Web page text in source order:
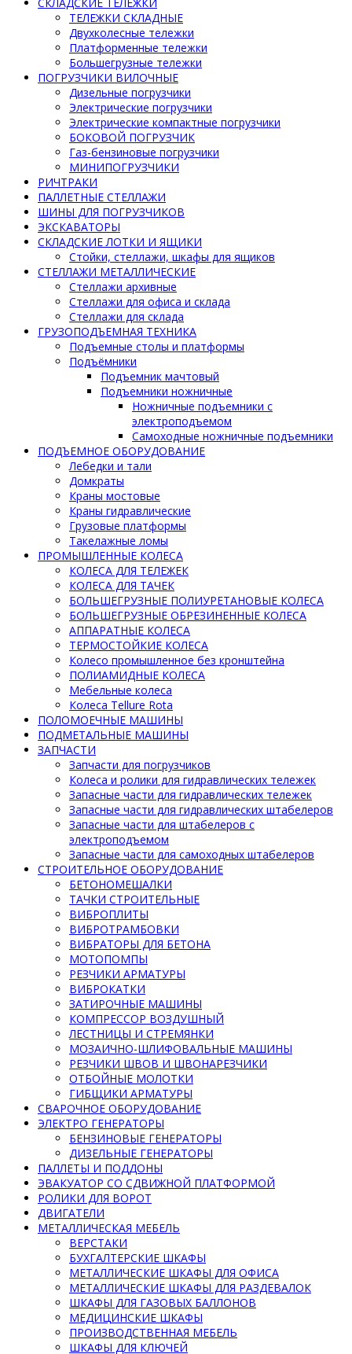
ТЕЛЕЖКИ СКЛАДНЫЕ
Двухколесные тележки
Платформенные тележки
Большегрузные тележки
ПОГРУЗЧИКИ ВИЛОЧНЫЕ
Дизельные погрузчики
Электрические погрузчики
Электрические компактные погрузчики
БОКОВОЙ ПОГРУЗЧИК
Газ-бензиновые погрузчики
МИНИПОГРУЗЧИКИ
РИЧТРАКИ
ПАЛЛЕТНЫЕ СТЕЛЛАЖИ
ШИНЫ ДЛЯ ПОГРУЗЧИКОВ
ЭКСКАВАТОРЫ
СКЛАДСКИЕ ЛОТКИ И ЯЩИКИ
Стойки, стеллажи, шкафы для ящиков
СТЕЛЛАЖИ МЕТАЛЛИЧЕСКИЕ
Стеллажи архивные
Стеллажи для офиса и склада
Стеллажи для склада
ГРУЗОПОДЪЕМНАЯ ТЕХНИКА
Подъемные столы и платформы
Подъёмники
Подъемник мачтовый
Подъемники ножничные
Ножничные подъемники с
электроподъемом
Самоходные ножничные подъемники
ПОДЪЕМНОЕ ОБОРУДОВАНИЕ
Лебедки и тали
Домкраты
Краны мостовые
Краны гидравлические
Грузовые платформы
Такелажные ломы
ПРОМЫШЛЕННЫЕ КОЛЕСА
КОЛЕСА ДЛЯ ТЕЛЕЖЕК
КОЛЕСА ДЛЯ ТАЧЕК
БОЛЬШЕГРУЗНЫЕ ПОЛИУРЕТАНОВЫЕ КОЛЕСА
БОЛЬШЕГРУЗНЫЕ ОБРЕЗИНЕННЫЕ КОЛЕСА
АППАРАТНЫЕ КОЛЕСА
ТЕРМОСТОЙКИЕ КОЛЕСА
Колесо промышленное без кронштейна
ПОЛИАМИДНЫЕ КОЛЕСА
Мебельные колеса
Колеса Tellure Rota
ПОЛОМОЕЧНЫЕ МАШИНЫ
ПОДМЕТАЛЬНЫЕ МАШИНЫ
ЗАПЧАСТИ
Запчасти для погрузчиков
Колеса и ролики для гидравлических тележек
Запасные части для гидравлических тележек
Запасные части для гидравлических штабелеров
Запасные части для штабелеров с
электроподъемом
Запасные части для самоходных штабелеров
СТРОИТЕЛЬНОЕ ОБОРУДОВАНИЕ
БЕТОНОМЕШАЛКИ
ТАЧКИ СТРОИТЕЛЬНЫЕ
ВИБРОПЛИТЫ
ВИБРОТРАМБОВКИ
ВИБРАТОРЫ ДЛЯ БЕТОНА
МОТОПОМПЫ
РЕЗЧИКИ АРМАТУРЫ
ВИБРОКАТКИ
ЗАТИРОЧНЫЕ МАШИНЫ
КОМПРЕССОР ВОЗДУШНЫЙ
ЛЕСТНИЦЫ И СТРЕМЯНКИ
МОЗАИЧНО-ШЛИФОВАЛЬНЫЕ МАШИНЫ
РЕЗЧИКИ ШВОВ И ШВОНАРЕЗЧИКИ
ОТБОЙНЫЕ МОЛОТКИ
ГИБЩИКИ АРМАТУРЫ
СВАРОЧНОЕ ОБОРУДОВАНИЕ
ЭЛЕКТРО ГЕНЕРАТОРЫ
БЕНЗИНОВЫЕ ГЕНЕРАТОРЫ
ДИЗЕЛЬНЫЕ ГЕНЕРАТОРЫ
ПАЛЛЕТЫ И ПОДДОНЫ
ЭВАКУАТОР СО СДВИЖНОЙ ПЛАТФОРМОЙ
РОЛИКИ ДЛЯ ВОРОТ
ДВИГАТЕЛИ
МЕТАЛЛИЧЕСКАЯ МЕБЕЛЬ
ВЕРСТАКИ
БУХГАЛТЕРСКИЕ ШКАФЫ
МЕТАЛЛИЧЕСКИЕ ШКАФЫ ДЛЯ ОФИСА
МЕТАЛЛИЧЕСКИЕ ШКАФЫ ДЛЯ РАЗДЕВАЛОК
ШКАФЫ ДЛЯ ГАЗОВЫХ БАЛЛОНОВ
МЕДИЦИНСКИЕ ШКАФЫ
ПРОИЗВОДСТВЕННАЯ МЕБЕЛЬ
ШКАФЫ ДЛЯ КЛЮЧЕЙ